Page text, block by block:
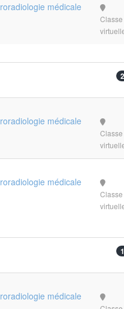
médicale
Classe
2
médicale
Classe
médicale
Classe
1
médicale